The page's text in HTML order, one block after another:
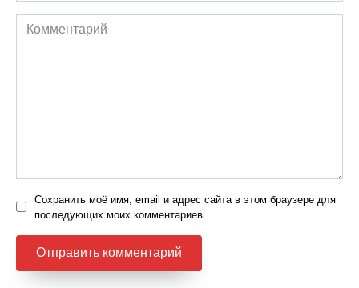
Комментарий
Сохранить моё имя, email и адрес сайта в этом браузере для
последующих моих комментариев.